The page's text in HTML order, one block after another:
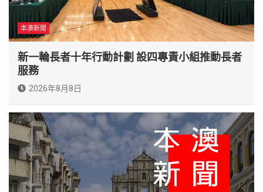
本澳新聞
新一輪長者十年行動計劃 設四專責小組推動長者
服務
2026年8月8日